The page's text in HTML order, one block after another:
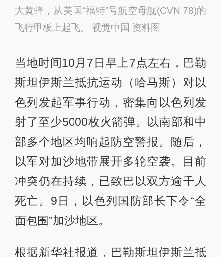
大黄蜂，从美国“福特”号航空母舰(CVN 78)的
飞行甲板上起飞。 视觉中国 资料图
当地时间10月7日早上7点左右，巴勒
斯坦伊斯兰抵抗运动（哈马斯）对以
色列发起军事行动，密集向以色列发
射了至少5000枚火箭弹。以南部和中
部多个地区均响起防空警报。随后，
以军对加沙地带展开多轮空袭。目前
冲突仍在持续，已致巴以双方逾千人
死亡。9日，以色列国防部长下令“全
面包围”加沙地区。
根据新华社报道，巴勒斯坦伊斯兰抵